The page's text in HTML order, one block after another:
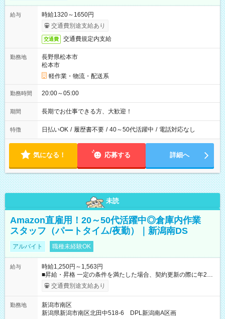
給与
時給1320～1650円
交通費別途支給あり
交通費 交通費規定内支給
勤務地
長野県松本市
松本市
軽作業・物流・配送系
勤務時間 20:00～05:00
期間 長期でお仕事できる方、大歓迎！
特徴 日払いOK / 履歴書不要 / 40～50代活躍中 / 電話対応なし
気になる！ 応募する 詳細へ
未読
Amazon直雇用！20～50代活躍中◎倉庫内作業
スタッフ（パートタイム/夜勤）｜新潟南DS
アルバイト 職種未経験OK
給与
時給1,250円～1,563円
■昇給・昇格 一定の条件を満たした場合、契約更新の際に年2回
まで昇給の機会があります。 ■正社員登用制度あり ※月末締/翌
月25日支払い ※時間外手当、別途支給 ※深夜割増賃金 (22:00～
☆Amazon直雇用で安定して働けます！ 【試用期間】試用期間
あり 試用期間の長さ：1週間 雇用形態、給与は本採用時と同じ
交通費別途支給あり
勤務地
新潟市南区
新潟県新潟市南区北田中518-6 DPL新潟南A区画